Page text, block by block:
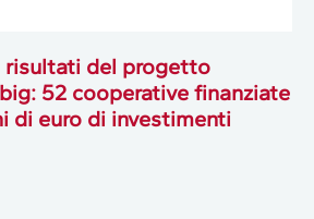
risultati del progetto
52 cooperative finanziate
di euro di investimenti